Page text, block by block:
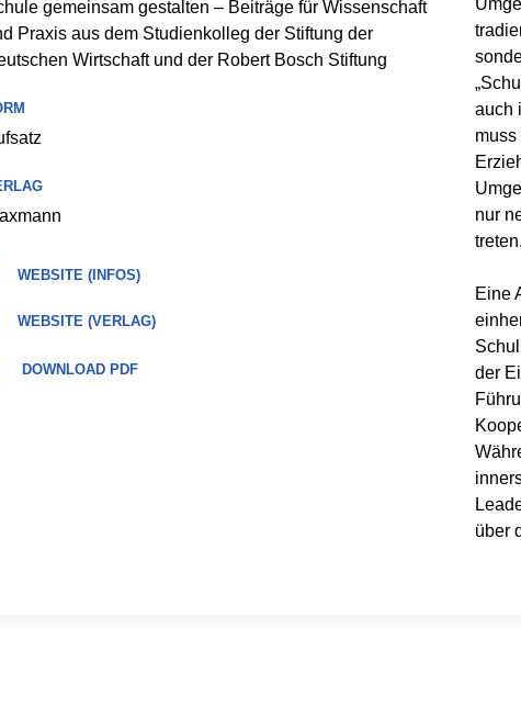
gemeinsam gestalten – Beiträge für Wissenschaft
Praxis aus dem Studienkolleg der Stiftung der
Wirtschaft und der Robert Bosch Stiftung
WEBSITE (INFOS)
WEBSITE (VERLAG)
DOWNLOAD PDF
auch
nur
treten.
Eine
der
über